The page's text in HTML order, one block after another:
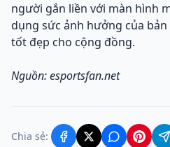
người gắn liền với màn hình
dụng sức ảnh hưởng của
tốt đẹp cho cộng đồng.
Nguồn: esportsfan.net
Chia sẻ: